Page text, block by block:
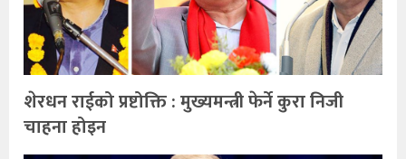
शेरधन राईको प्रष्टोक्ति : मुख्यमन्त्री फेर्ने कुरा निजी
चाहना होइन